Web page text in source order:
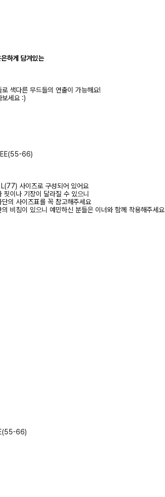
하게 담겨있는
색다른 무드들의 연출이 가능해요!
보세요 :)
66)
사이즈로 구성되어 있어요
핏이나 기장이 달라질 수 있으니
의 사이즈표를 꼭 참고해주세요
비침이 있으니 예민하신 분들은 이너와 함께 착용해주세요
66)